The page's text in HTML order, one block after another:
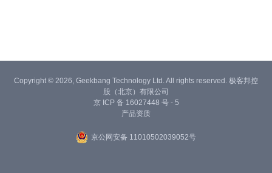
Copyright © 2026, Geekbang Technology Ltd. All rights reserved. 极客邦控
股（北京）有限公司
京 ICP 备 16027448 号 - 5
产品资质
京公网安备 11010502039052号